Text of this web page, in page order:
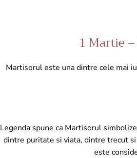
1 Martie
Martisorul este una dintre cele mai
Legenda spune ca Martisorul
dintre puritate si viata, dintre trecut
este